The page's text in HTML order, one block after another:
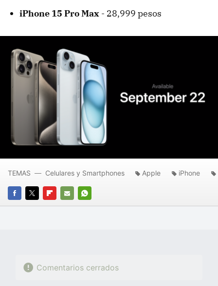
iPhone 15 Pro Max - 28,999 pesos
FACEBOOK
TWITTERFLIPBOARD
E-
WHATSAPP
TEMAS Celulares y Smartphones Apple iPhone
Comentarios cerrados